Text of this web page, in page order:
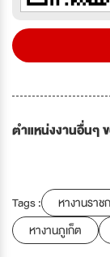
ตำแหน่งงานอื่นๆ
Tags : หางานราช
หางานภูเก็ต